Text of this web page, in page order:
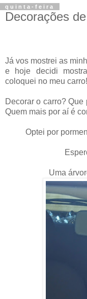
quinta-feira
Decorações
Já vos mostrei as
e hoje decidi
coloquei no meu carro!
Decorar o carro?
Quem mais por aí é
Optei por
Uma